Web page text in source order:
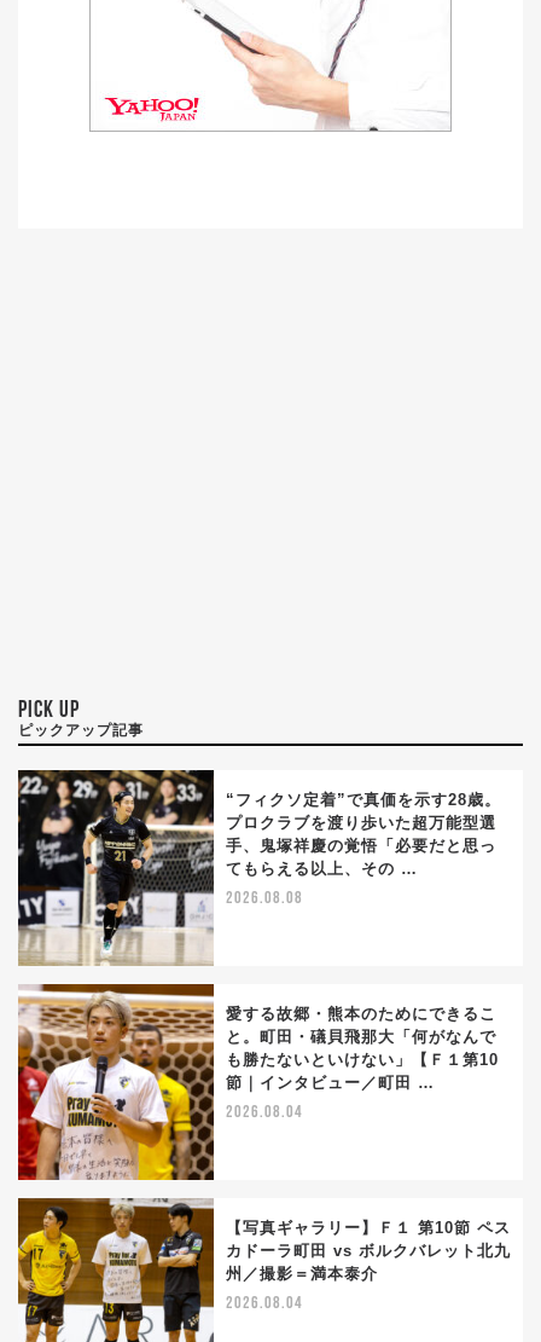
PICK UP
ピックアップ記事
“フィクソ定着”で真価を示す28歳。
プロクラブを渡り歩いた超万能型選
手、鬼塚祥慶の覚悟「必要だと思っ
てもらえる以上、その …
2026.08.08
愛する故郷・熊本のためにできるこ
と。町田・礒貝飛那大「何がなんで
も勝たないといけない」【Ｆ１第10
節｜インタビュー／町田 …
2026.08.04
【写真ギャラリー】Ｆ１ 第10節 ペス
カドーラ町田 vs ボルクバレット北九
州／撮影＝満本泰介
2026.08.04